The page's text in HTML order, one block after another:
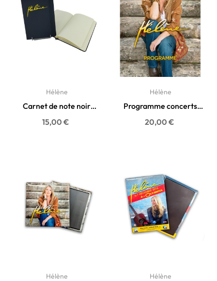
Hélène
Carnet de note noir
Hélène
Prix
15,00 €
Hélène
Programme concerts
Marigny 2025
Prix
20,00 €
Hélène Hélène